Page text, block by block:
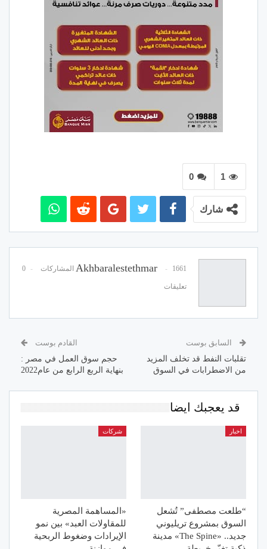
0 1
شارك
Akhbaralestethmar 1661 المشاركات 0
تعليقات
السابق بوست
تقلبات النفط قد تخلف المزيد
من الاضطرابات في السوق
القادم بوست
حجم سوق العمل في مصر :
بنهاية الربع الرابع من عام2022
قد يعجبك ايضا
اخبار
“طلعت مصطفى” تُشعل
السوق بمشروع تريليوني
جديد.. «The Spine» مدينة
شركات
«المساهمة المصرية
للمقاولات العبد» بين نمو
الإيرادات وضغوط الربحية